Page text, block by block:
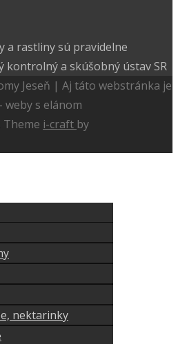
Jeseň | Aj táto webstránka je
weby s elánom
Theme i-craft by
nektarinky